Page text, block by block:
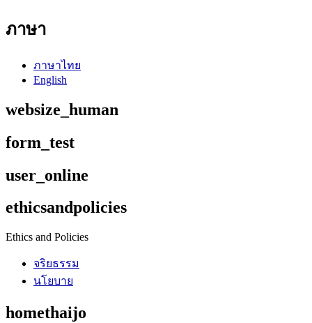
ภาษา
ภาษาไทย
English
websize_human
form_test
user_online
ethicsandpolicies
Ethics and Policies
จริยธรรม
นโยบาย
homethaijo